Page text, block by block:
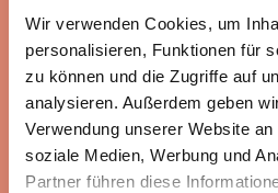
Wir verwenden Cookies, um
personalisieren, Funktionen für
zu können und die Zugriffe auf
analysieren. Außerdem geben
Verwendung unserer Website
soziale Medien, Werbung und
Partner führen diese
Logopädie:Bei MS kann es zu
kommen. Die Logopädie kann
und gezielte Übungen anbieten.
Psychologische Betreuung: MS
Belastung darstellen. Eine